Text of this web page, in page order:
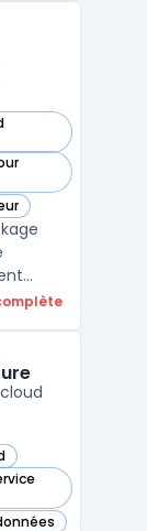
une
cette catégorie
cette catégorie